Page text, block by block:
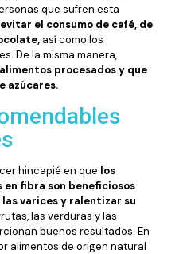
que sufren esta
evitar el consumo de café, de
así como los
De la misma manera,
procesados y que
azúcares.
hincapié en que los
fibra son beneficiosos
varices y ralentizar su
las verduras y las
buenos resultados. En
alimentos de origen natural